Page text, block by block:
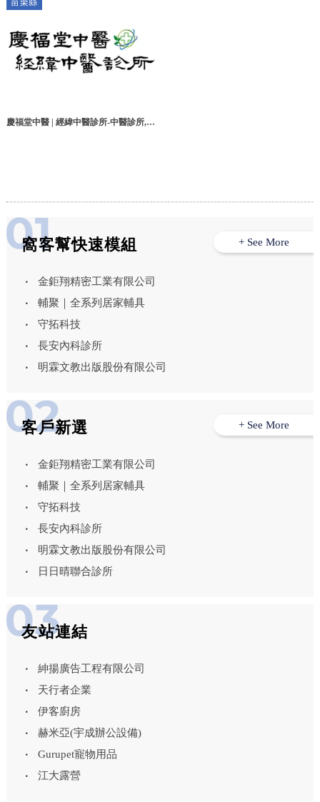
科推薦,台中針灸治療
苗栗縣
慶福堂中醫 | 經緯中醫診所-中醫診所,苗
窩客幫快速模組
金鉅翔精密工業有限公司
輔聚｜全系列居家輔具
守拓科技
長安內科診所
明霖文教出版股份有限公司
+ See More
客戶新選
金鉅翔精密工業有限公司
輔聚｜全系列居家輔具
守拓科技
長安內科診所
明霖文教出版股份有限公司
日日晴聯合診所
+ See More
友站連結
紳揚廣告工程有限公司
天行者企業
伊客廚房
赫米亞(宇成辦公設備)
Gurupet寵物用品
江大露營